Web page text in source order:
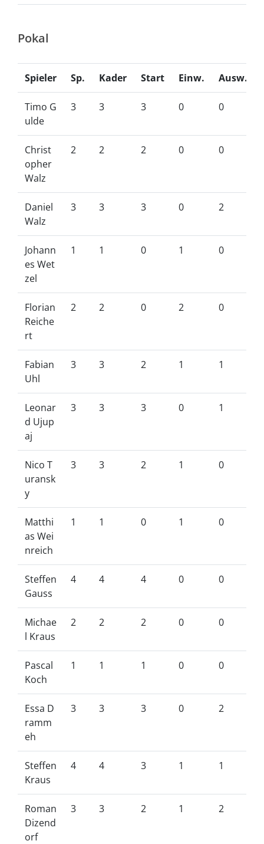
Pokal
Spieler Sp. Kader Start Einw. Ausw.
Timo G
ulde
3 3 3 0 0
Christ
opher
Walz
2 2 2 0 0
Daniel
Walz
3 3 3 0 2
Johann
es Wet
zel
1 1 0 1 0
Florian
Reiche
rt
2 2 0 2 0
Fabian
Uhl
3 3 2 1 1
Leonar
d Ujup
aj
3 3 3 0 1
Nico T
uransk
y
3 3 2 1 0
Matthi
as Wei
nreich
1 1 0 1 0
Steffen
Gauss
4 4 4 0 0
Michae
l Kraus
2 2 2 0 0
Pascal
Koch
1 1 1 0 0
Essa D
ramm
eh
3 3 3 0 2
Steffen
Kraus
4 4 3 1 1
Roman
Dizend
orf
3 3 2 1 2